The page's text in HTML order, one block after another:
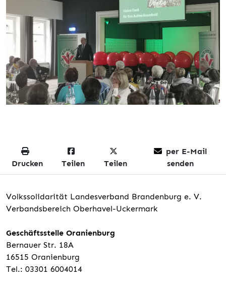
Drucken Teilen Teilen
per E-Mail
senden
Volkssolidarität Landesverband Brandenburg e. V.
Verbandsbereich Oberhavel-Uckermark
Geschäftsstelle Oranienburg
Bernauer Str. 18A
16515 Oranienburg
Tel.: 03301 6004014